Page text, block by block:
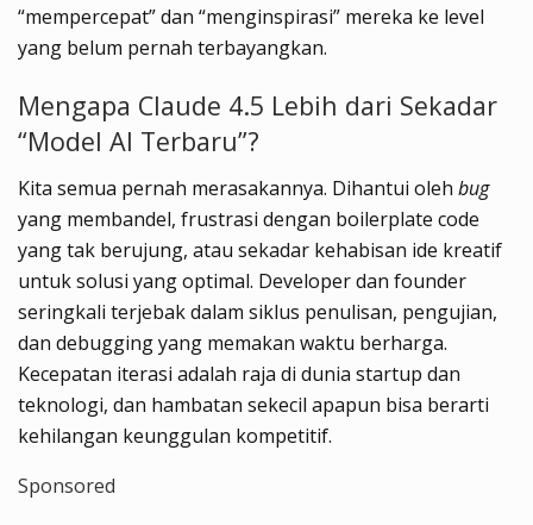
“mempercepat” dan “menginspirasi” mereka ke level
yang belum pernah terbayangkan.
Mengapa Claude 4.5 Lebih dari Sekadar
“Model AI Terbaru”?
Kita semua pernah merasakannya. Dihantui oleh bug
yang membandel, frustrasi dengan boilerplate code
yang tak berujung, atau sekadar kehabisan ide kreatif
untuk solusi yang optimal. Developer dan founder
seringkali terjebak dalam siklus penulisan, pengujian,
dan debugging yang memakan waktu berharga.
Kecepatan iterasi adalah raja di dunia startup dan
teknologi, dan hambatan sekecil apapun bisa berarti
kehilangan keunggulan kompetitif.
Sponsored